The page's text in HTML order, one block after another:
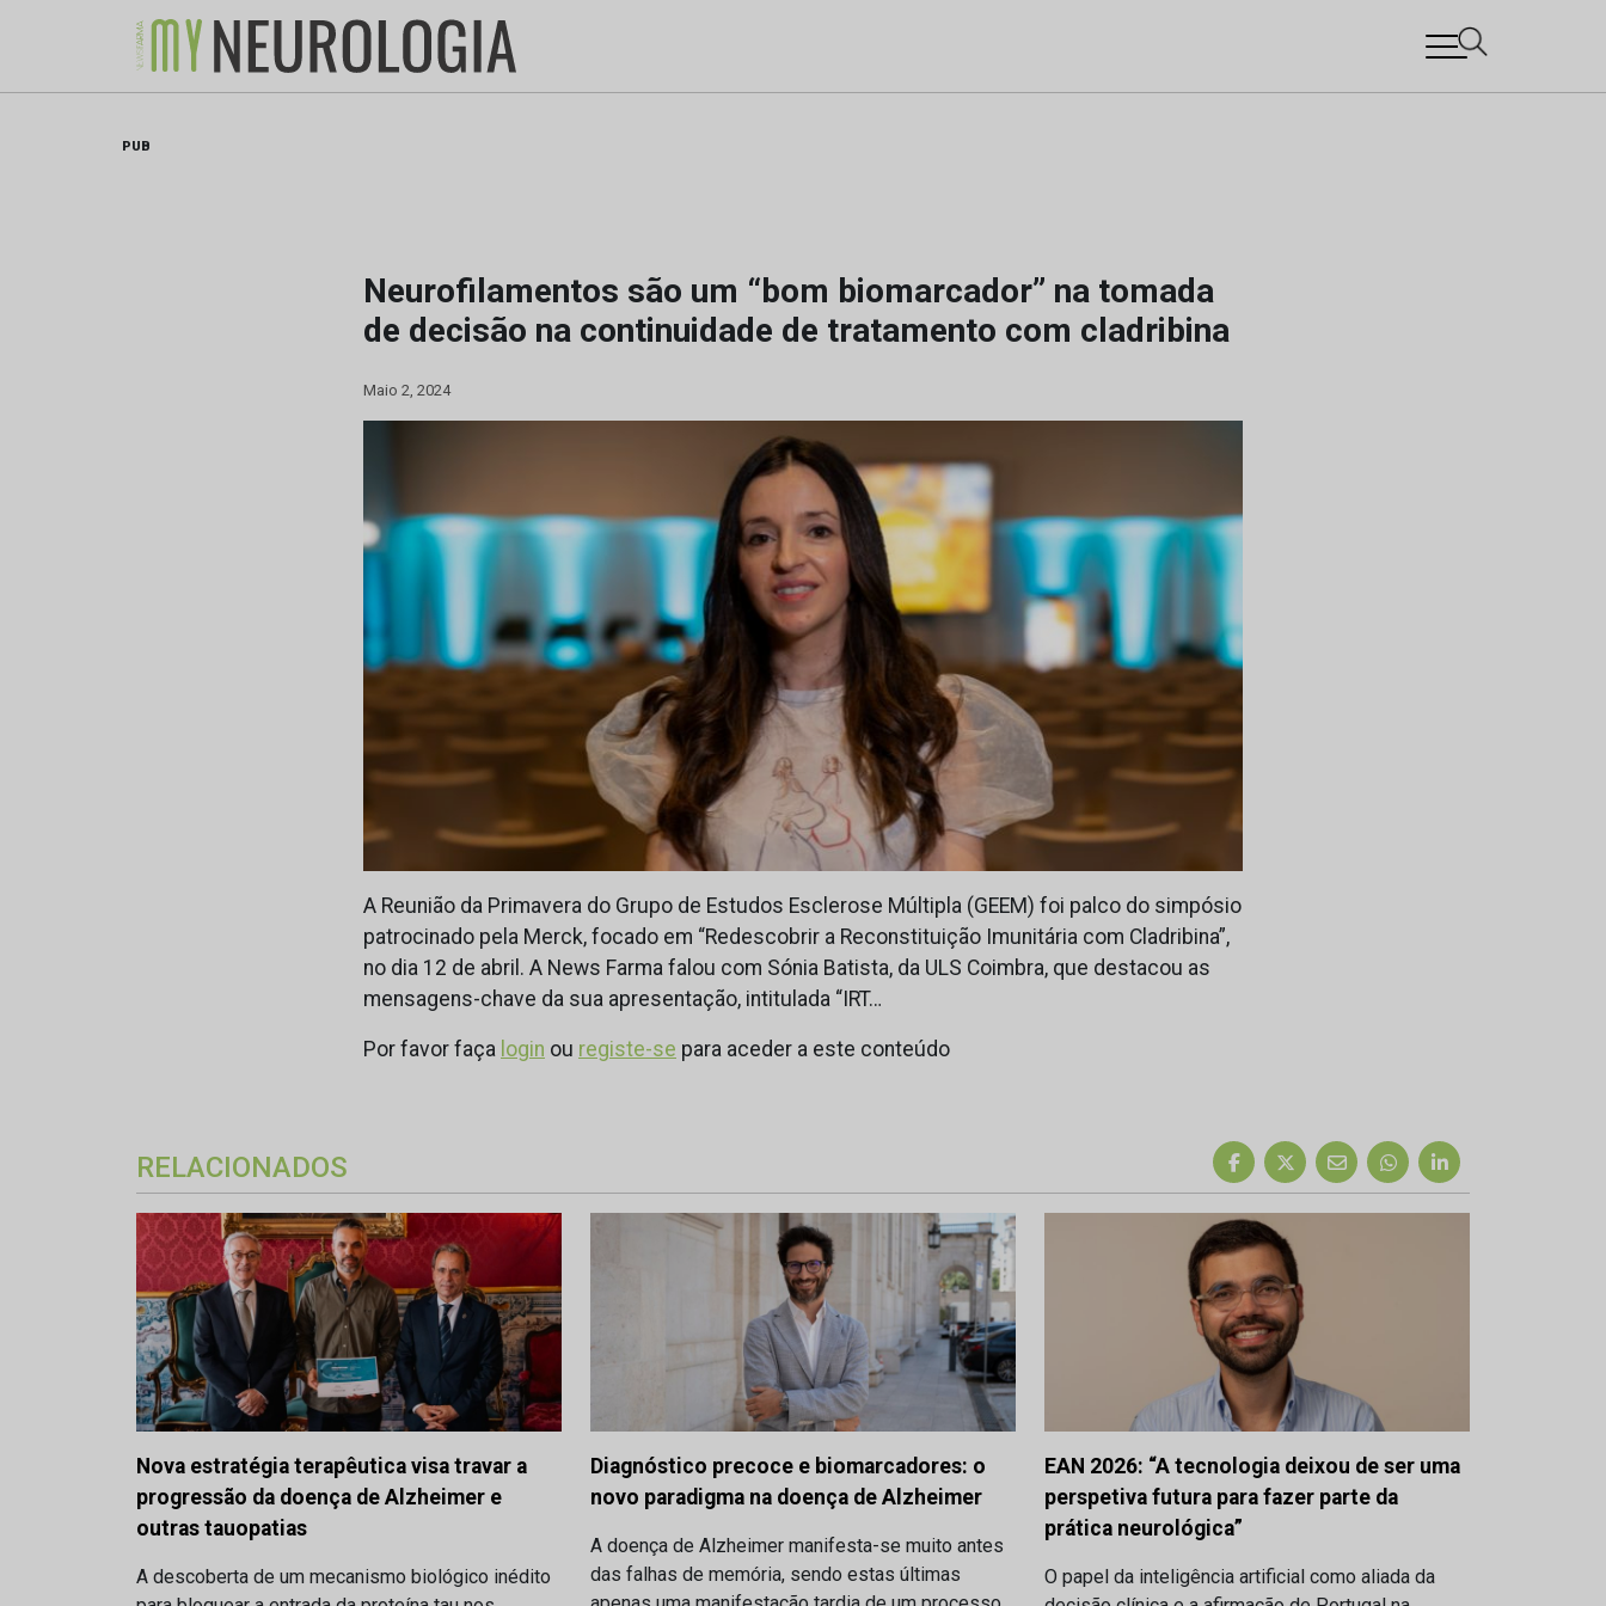
Skip
PUB
Neurofilamentos são um “bom biomarcador” na tomada
de decisão na continuidade de tratamento com cladribina
Maio 2, 2024
A Reunião da Primavera do Grupo de Estudos Esclerose Múltipla (GEEM) foi palco do simpósio
patrocinado pela Merck, focado em “Redescobrir a Reconstituição Imunitária com Cladribina”,
no dia 12 de abril. A News Farma falou com Sónia Batista, da ULS Coimbra, que destacou as
mensagens-chave da sua apresentação, intitulada “IRT…
Por favor faça login ou registe-se para aceder a este conteúdo
RELACIONADOS
Nova estratégia terapêutica visa travar a
progressão da doença de Alzheimer e
outras tauopatias
A descoberta de um mecanismo biológico inédito
Diagnóstico precoce e biomarcadores: o
novo paradigma na doença de Alzheimer
A doença de Alzheimer manifesta-se muito antes
das falhas de memória, sendo estas últimas
EAN 2026: “A tecnologia deixou de ser uma
perspetiva futura para fazer parte da
prática neurológica”
O papel da inteligência artificial como aliada da